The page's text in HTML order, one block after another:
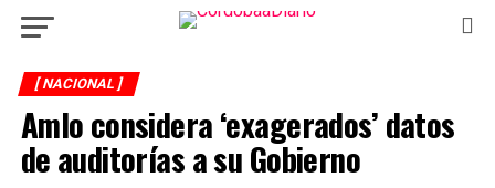
[ NACIONAL ]
Amlo considera ‘exagerados’ datos
de auditorías a su Gobierno